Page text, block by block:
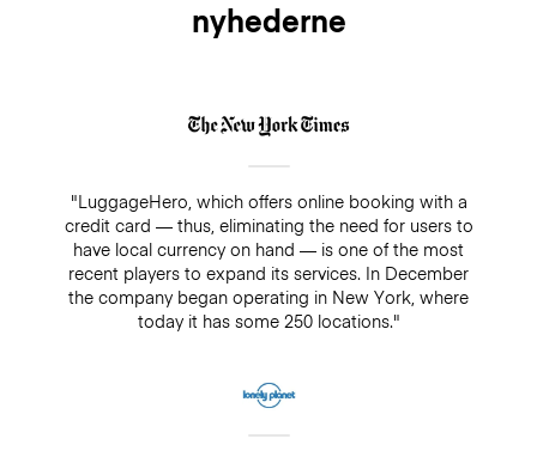
nyhederne
"LuggageHero, which offers online booking with a
credit card — thus, eliminating the need for users to
have local currency on hand — is one of the most
recent players to expand its services. In December
the company began operating in New York, where
today it has some 250 locations."